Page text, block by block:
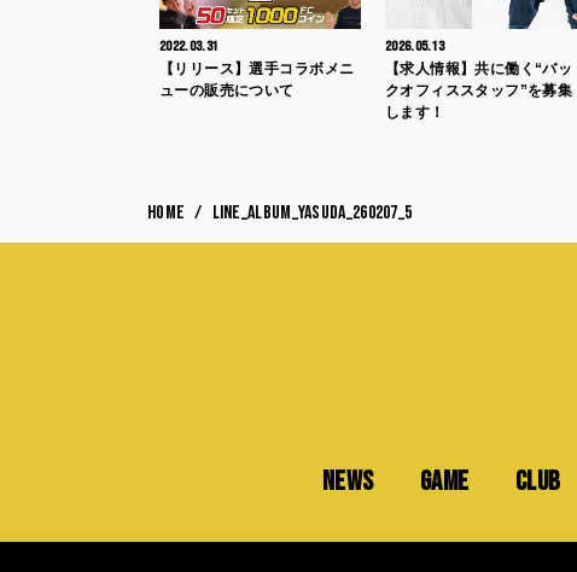
2022.03.31
【リリース】選手コラボメニ
ューの販売について
2026.05.13
【求人情報】共に働く“バッ
クオフィススタッフ”を募集
します！
HOME LINE_ALBUM_YASUDA_260207_5
NEWS GAME CLUB